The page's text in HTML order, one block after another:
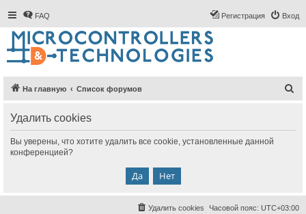
FAQ Вход
Регистрация
На главную Список форумов
Удалить cookies
Вы уверены, что хотите удалить все cookie, установленные данной
конференцией?
Часовой пояс: UTC+03:00
Удалить cookies